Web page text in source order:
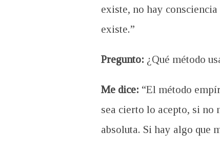
existe, no hay
existe.”
Pregunto: ¿Qué método
Me dice: “El método
sea cierto lo acepto, si no
absoluta. Si hay algo que